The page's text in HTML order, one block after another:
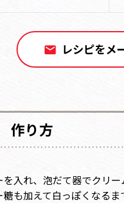
レシピをメ
作り方
入れ、泡だて器でクリー
も加えて白っぽくなるま